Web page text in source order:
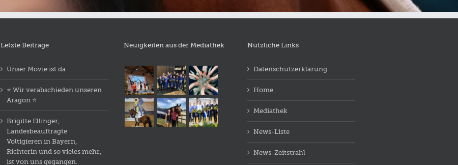
Letzte Beiträge
Unser Movie ist da
⭐️ Wir verabschieden unseren
Aragon ⭐️
Brigitte Ellinger,
Landesbeauftragte
Voltigieren in Bayern,
Richterin und so vieles mehr,
ist von uns gegangen.
Neuigkeiten aus der Mediathek Nützliche Links
Datenschutzerklärung
Home
Mediathek
News-Liste
News-Zeitstrahl